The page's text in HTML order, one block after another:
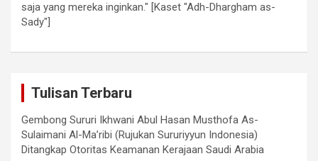
saja yang mereka inginkan." [Kaset "Adh-Dhargham as-
Sady"]
Tulisan Terbaru
Gembong Sururi Ikhwani Abul Hasan Musthofa As-
Sulaimani Al-Ma’ribi (Rujukan Sururiyyun Indonesia)
Ditangkap Otoritas Keamanan Kerajaan Saudi Arabia